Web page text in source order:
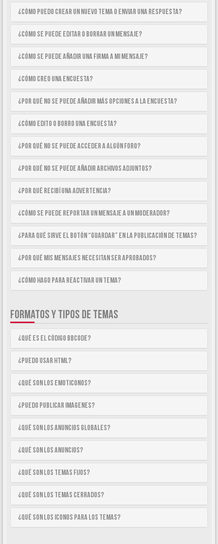
¿Cómo puedo crear un nuevo tema o enviar una respuesta?
¿Cómo se puede editar o borrar un mensaje?
¿Cómo se puede añadir una firma a mi mensaje?
¿Cómo creo una encuesta?
¿Por qué no se puede añadir más opciones a la encuesta?
¿Cómo edito o borro una encuesta?
¿Por qué no se puede acceder a algún foro?
¿Por qué no se puede añadir archivos adjuntos?
¿Por qué recibí una advertencia?
¿Cómo se puede reportar un mensaje a un moderador?
¿Para qué sirve el botón “Guardar” en la publicación de temas?
¿Por qué mis mensajes necesitan ser aprobados?
¿Cómo hago para reactivar un tema?
FORMATOS Y TIPOS DE TEMAS
¿Qué es el código BBCode?
¿Puedo usar HTML?
¿Qué son los emoticonos?
¿Puedo publicar imagenes?
¿Qué son los anuncios globales?
¿Qué son los anuncios?
¿Qué son los temas fijos?
¿Qué son los temas cerrados?
¿Qué son los iconos para los temas?